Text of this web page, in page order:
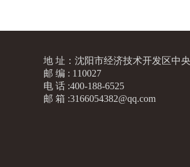
地 址：沈阳市经济技术开发区中
邮 编 : 110027
电 话 :400-188-6525
邮 箱 :3166054382@qq.com